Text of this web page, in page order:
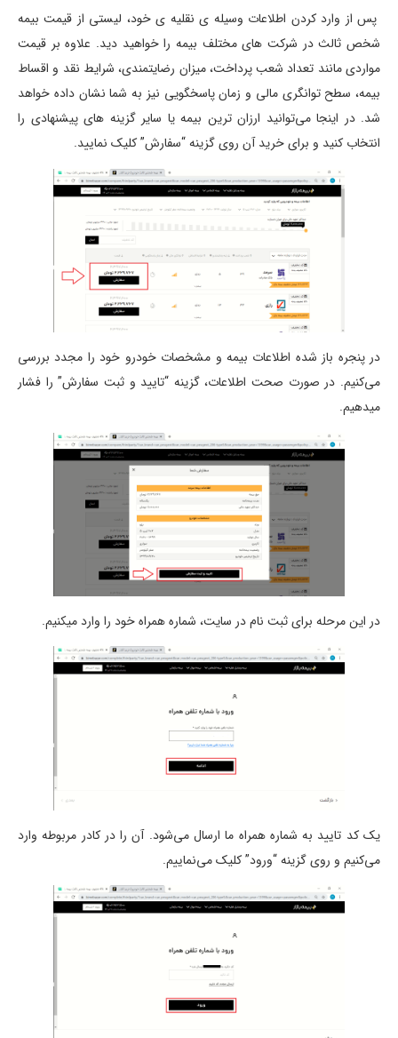
پس از وارد کردن اطلاعات وسیله ی نقلیه ی خود، لیستی از قیمت بیمه
شخص ثالث در شرکت های مختلف بیمه را خواهید دید. علاوه بر قیمت
مواردی مانند تعداد شعب پرداخت، میزان رضایتمندی، شرایط نقد و اقساط
بیمه، سطح توانگری مالی و زمان پاسخگویی نیز به شما نشان داده خواهد
شد. در اینجا می‌توانید ارزان ترین بیمه یا سایر گزینه های پیشنهادی را
انتخاب کنید و برای خرید آن روی گزینه “سفارش” کلیک نمایید.
در پنجره باز شده اطلاعات بیمه و مشخصات خودرو خود را مجدد بررسی
می‌کنیم. در صورت صحت اطلاعات، گزینه “تایید و ثبت سفارش” را فشار
میدهیم.
در این مرحله برای ثبت نام در سایت، شماره همراه خود را وارد میکنیم.
یک کد تایید به شماره همراه ما ارسال می‌شود. آن را در کادر مربوطه وارد
می‌کنیم و روی گزینه “ورود” کلیک می‌نماییم.